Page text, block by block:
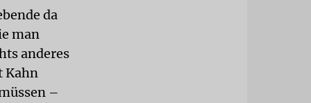
da
man
anderes
Kahn
–